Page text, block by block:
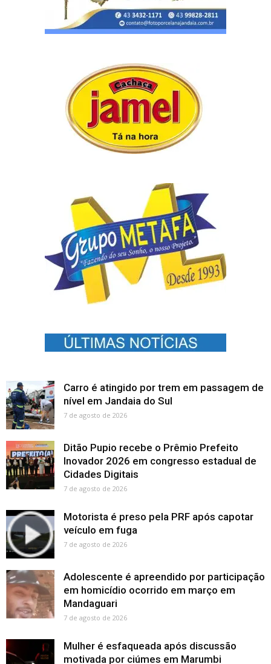
Carro é atingido por trem em passagem de
nível em Jandaia do Sul
7 de agosto de 2026
Ditão Pupio recebe o Prêmio Prefeito
Inovador 2026 em congresso estadual de
Cidades Digitais
7 de agosto de 2026
Motorista é preso pela PRF após capotar
veículo em fuga
7 de agosto de 2026
Adolescente é apreendido por participação
em homicídio ocorrido em março em
Mandaguari
7 de agosto de 2026
Mulher é esfaqueada após discussão
motivada por ciúmes em Marumbi